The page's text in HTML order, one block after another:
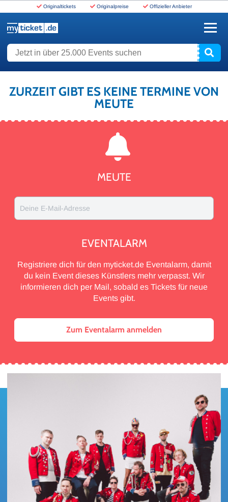
Originaltickets Originalpreise Offizieller Anbieter
Jetzt in über 25.000 Events suchen
ZURZEIT GIBT ES KEINE TERMINE VON
MEUTE
MEUTE
Deine E-Mail-Adresse
EVENTALARM
Registriere dich für den myticket.de Eventalarm, damit
du kein Event dieses Künstlers mehr verpasst. Wir
informieren dich per Mail, sobald es Tickets für neue
Events gibt.
Zum Eventalarm anmelden